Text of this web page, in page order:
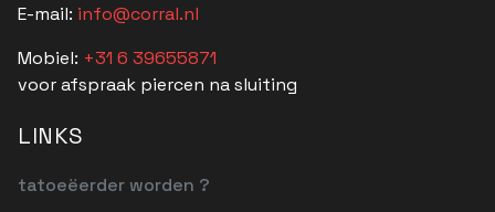
E-mail: info@corral.nl
Mobiel: +31 6 39655871
voor afspraak piercen na sluiting
LINKS
tatoeëerder worden ?